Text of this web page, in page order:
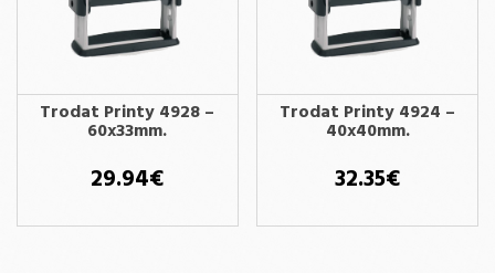
Trodat Printy 4928 –
60x33mm.
29.94€
Trodat Printy 4924 –
40x40mm.
32.35€